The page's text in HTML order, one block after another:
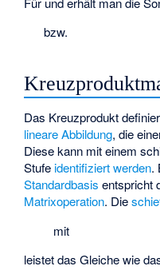
bzw.
Das Kreuzprodukt
lineare Abbildung, die
Diese kann mit einem
Stufe identifiziert werden.
Standardbasis entspricht
Matrixoperation. Die
mit
leistet das Gleiche wie